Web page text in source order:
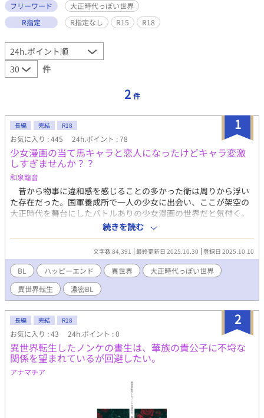
フリーワード
大正時代っぽい世界
R指定
R指定なし R15 R18
件
2 件
1
長編 完結 R18
お気に入り : 445 24h.ポイント : 78
少女漫画の当て馬キャラと恋人になったけどキャラ変激
しすぎませんか？？
和泉臨音
昔から物事に違和感を感じることの多かった衛は周りから浮い
た存在だった。国軍養成所で一人の少女に出会い、ここが架空の
大正時代を舞台にしたバトルありの少女漫画の世界だと気付く。
ならば自分は役に立つモブに徹しようと心に誓うも、なぜかヒロ
インに惚れるはずの当て馬イケメンキャラ、一条寺少尉に惚れら
れて絡め取られてしまうのだった。 ※ 腹黒イケメン少尉(漫画で
は当て馬)×前世記憶で戦闘力が無自覚チートな平凡孤児(漫画で
は完全モブ) ※ 戦闘シーンや受が不当な扱いを受けるシーンがあ
ります。苦手な方はご注意ください。 ※ 五章で完結。以降は番外
編です。
続きを読む
文字数 84,391 最終更新日 2025.10.30 登録日 2025.10.10
BL ハッピーエンド 異世界
大正時代っぽい世界
異世界転生
濃密BL
2
長編 完結 R18
お気に入り : 43 24h.ポイント : 0
異世界転生したノンケの書生は、華族の貴公子に不埒な
関係を望まれているが回避したい。
アナマチア